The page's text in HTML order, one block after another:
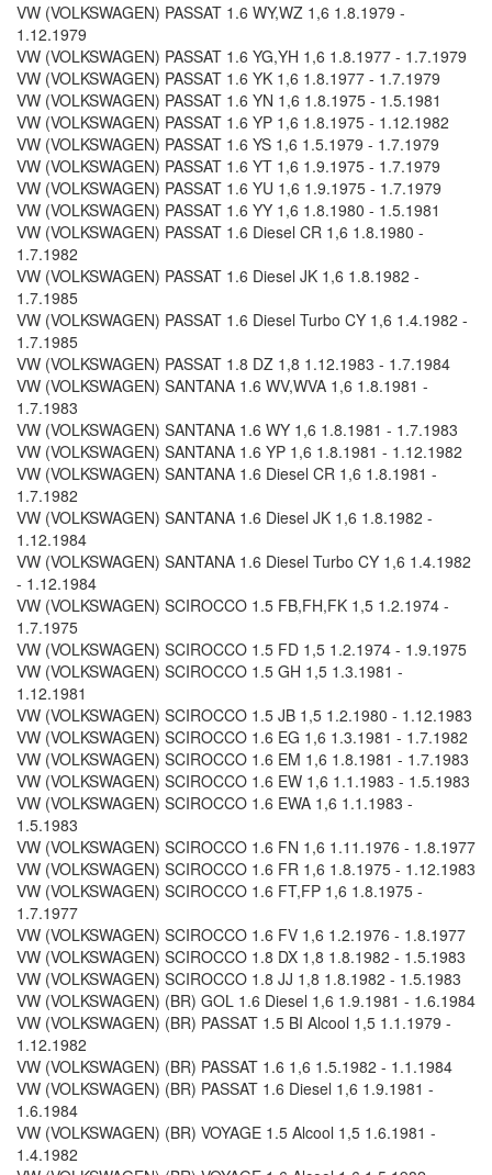
VW (VOLKSWAGEN) PASSAT 1.6 WY,WZ 1,6 1.8.1979 -
1.12.1979
VW (VOLKSWAGEN) PASSAT 1.6 YG,YH 1,6 1.8.1977 - 1.7.1979
VW (VOLKSWAGEN) PASSAT 1.6 YK 1,6 1.8.1977 - 1.7.1979
VW (VOLKSWAGEN) PASSAT 1.6 YN 1,6 1.8.1975 - 1.5.1981
VW (VOLKSWAGEN) PASSAT 1.6 YP 1,6 1.8.1975 - 1.12.1982
VW (VOLKSWAGEN) PASSAT 1.6 YS 1,6 1.5.1979 - 1.7.1979
VW (VOLKSWAGEN) PASSAT 1.6 YT 1,6 1.9.1975 - 1.7.1979
VW (VOLKSWAGEN) PASSAT 1.6 YU 1,6 1.9.1975 - 1.7.1979
VW (VOLKSWAGEN) PASSAT 1.6 YY 1,6 1.8.1980 - 1.5.1981
VW (VOLKSWAGEN) PASSAT 1.6 Diesel CR 1,6 1.8.1980 -
1.7.1982
VW (VOLKSWAGEN) PASSAT 1.6 Diesel JK 1,6 1.8.1982 -
1.7.1985
VW (VOLKSWAGEN) PASSAT 1.6 Diesel Turbo CY 1,6 1.4.1982 -
1.7.1985
VW (VOLKSWAGEN) PASSAT 1.8 DZ 1,8 1.12.1983 - 1.7.1984
VW (VOLKSWAGEN) SANTANA 1.6 WV,WVA 1,6 1.8.1981 -
1.7.1983
VW (VOLKSWAGEN) SANTANA 1.6 WY 1,6 1.8.1981 - 1.7.1983
VW (VOLKSWAGEN) SANTANA 1.6 YP 1,6 1.8.1981 - 1.12.1982
VW (VOLKSWAGEN) SANTANA 1.6 Diesel CR 1,6 1.8.1981 -
1.7.1982
VW (VOLKSWAGEN) SANTANA 1.6 Diesel JK 1,6 1.8.1982 -
1.12.1984
VW (VOLKSWAGEN) SANTANA 1.6 Diesel Turbo CY 1,6 1.4.1982
- 1.12.1984
VW (VOLKSWAGEN) SCIROCCO 1.5 FB,FH,FK 1,5 1.2.1974 -
1.7.1975
VW (VOLKSWAGEN) SCIROCCO 1.5 FD 1,5 1.2.1974 - 1.9.1975
VW (VOLKSWAGEN) SCIROCCO 1.5 GH 1,5 1.3.1981 -
1.12.1981
VW (VOLKSWAGEN) SCIROCCO 1.5 JB 1,5 1.2.1980 - 1.12.1983
VW (VOLKSWAGEN) SCIROCCO 1.6 EG 1,6 1.3.1981 - 1.7.1982
VW (VOLKSWAGEN) SCIROCCO 1.6 EM 1,6 1.8.1981 - 1.7.1983
VW (VOLKSWAGEN) SCIROCCO 1.6 EW 1,6 1.1.1983 - 1.5.1983
VW (VOLKSWAGEN) SCIROCCO 1.6 EWA 1,6 1.1.1983 -
1.5.1983
VW (VOLKSWAGEN) SCIROCCO 1.6 FN 1,6 1.11.1976 - 1.8.1977
VW (VOLKSWAGEN) SCIROCCO 1.6 FR 1,6 1.8.1975 - 1.12.1983
VW (VOLKSWAGEN) SCIROCCO 1.6 FT,FP 1,6 1.8.1975 -
1.7.1977
VW (VOLKSWAGEN) SCIROCCO 1.6 FV 1,6 1.2.1976 - 1.8.1977
VW (VOLKSWAGEN) SCIROCCO 1.8 DX 1,8 1.8.1982 - 1.5.1983
VW (VOLKSWAGEN) SCIROCCO 1.8 JJ 1,8 1.8.1982 - 1.5.1983
VW (VOLKSWAGEN) (BR) GOL 1.6 Diesel 1,6 1.9.1981 - 1.6.1984
VW (VOLKSWAGEN) (BR) PASSAT 1.5 BI Alcool 1,5 1.1.1979 -
1.12.1982
VW (VOLKSWAGEN) (BR) PASSAT 1.6 1,6 1.5.1982 - 1.1.1984
VW (VOLKSWAGEN) (BR) PASSAT 1.6 Diesel 1,6 1.9.1981 -
1.6.1984
VW (VOLKSWAGEN) (BR) VOYAGE 1.5 Alcool 1,5 1.6.1981 -
1.4.1982